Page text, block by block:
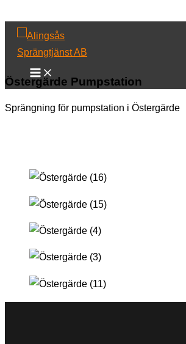
Östergärde Pumpstation
Sprängning för pumpstation i Östergärde